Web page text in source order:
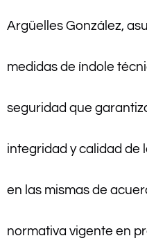
Argüelles González,
medidas de índole
seguridad que
integridad y calidad de
en las mismas de
normativa vigente en